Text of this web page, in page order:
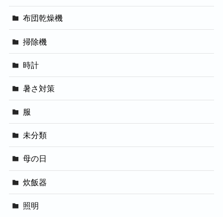
布団乾燥機
掃除機
時計
暑さ対策
服
未分類
母の日
炊飯器
照明